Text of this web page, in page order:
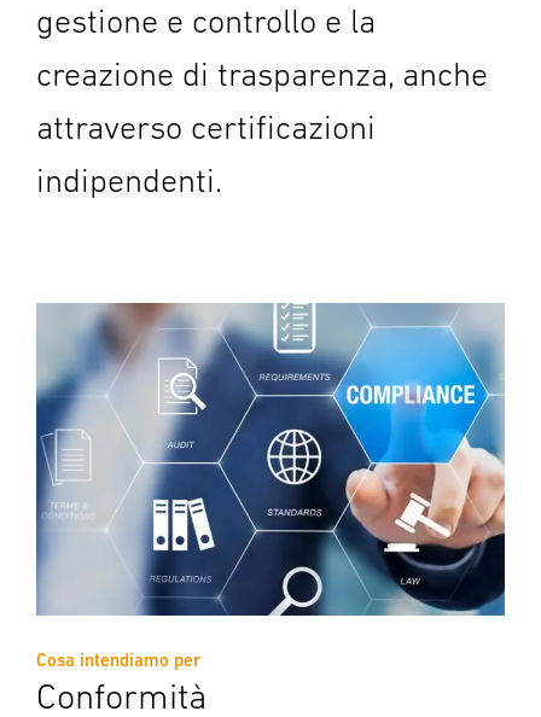
gestione e controllo e la
creazione di trasparenza, anche
attraverso certificazioni
indipendenti.
Cosa intendiamo per
Conformità